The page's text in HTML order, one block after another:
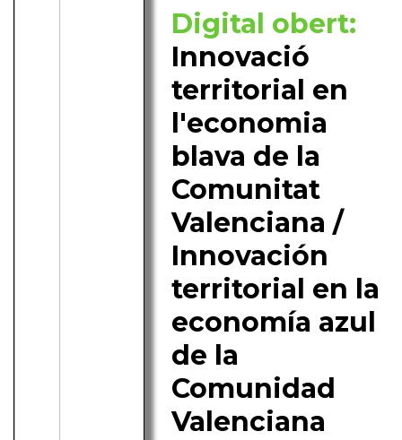
Digital obert:
Innovació
territorial en
l'economia
blava de la
Comunitat
Valenciana /
Innovación
territorial en la
economía azul
de la
Comunidad
Valenciana